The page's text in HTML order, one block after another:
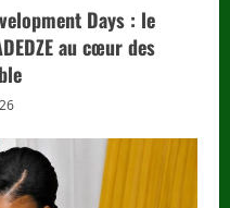
Days : le
au cœur des